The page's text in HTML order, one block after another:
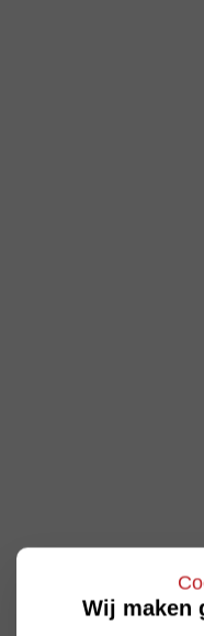
Wij maken